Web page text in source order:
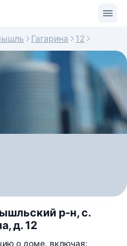
Гагарина 12
р-н, с.
д. 12
о доме, включая: